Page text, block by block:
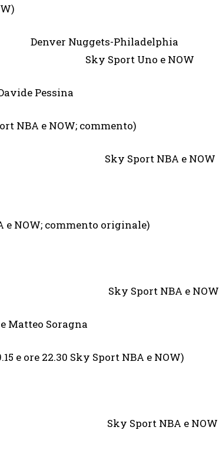
Denver Nuggets-Philadelphia
Sky Sport Uno e NOW
Pessina
NBA e NOW; commento)
Sky Sport NBA e NOW
e NOW; commento originale)
Sky Sport NBA e NOW
Soragna
e ore 22.30 Sky Sport NBA e NOW)
Sky Sport NBA e NOW